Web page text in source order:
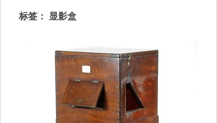
标签： 显影盒